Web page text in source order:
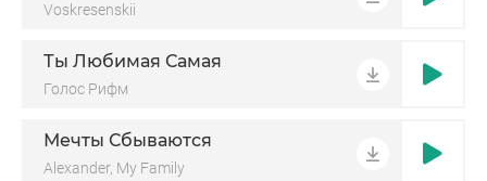
Voskresenskii
Ты Любимая Самая
Голос Рифм
Мечты Сбываются
Alexander, My Family